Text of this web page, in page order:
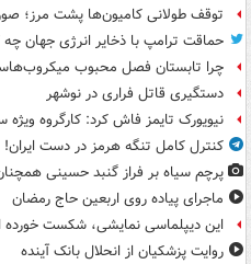
توقف طولانی کامیون‌ها پشت مرز؛
حماقت ترامپ با ذخایر انرژی جهان چه
چرا تابستان فصل محبوب
دستگیری قاتل فراری در نوشهر
نیویورک تایمز فاش کرد: کارگروه ویژه
کنترل کامل تنگه هرمز در دست ایران!
پرچم سیاه بر فراز گنبد حسینی
ماجرای پیاده روی اربعین حاج رمضان
این دیپلماسی نمایشی، شکست
روایت پزشکیان از انحلال بانک آینده